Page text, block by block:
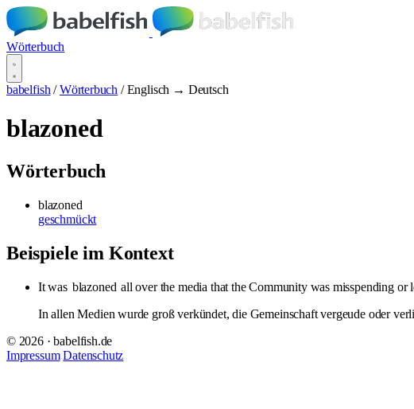
Wörterbuch
babelfish / Wörterbuch / Englisch → Deutsch
blazoned
Wörterbuch
blazoned
geschmückt
Beispiele im Kontext
It was blazoned all over the media that the Community was misspending
In allen Medien wurde groß verkündet, die Gemeinschaft vergeude oder
© 2026 · babelfish.de
Impressum Datenschutz